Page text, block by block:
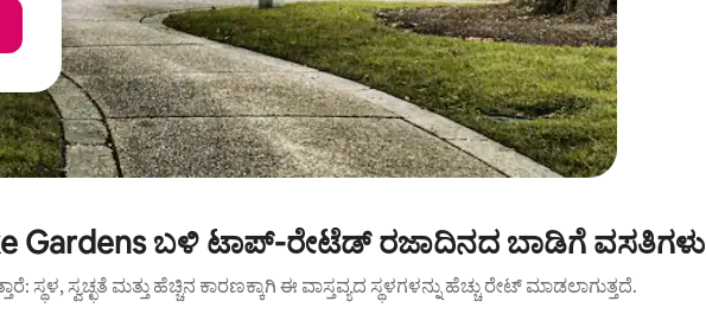
Gardens ಬಳಿ ಟಾಪ್-ರೇಟೆಡ್ ರಜಾದಿನದ ಬಾಡಿಗೆ ವಸತಿಗಳು
ಸ್ಥಳ, ಸ್ವಚ್ಛತೆ ಮತ್ತು ಹೆಚ್ಚಿನ ಕಾರಣಕ್ಕಾಗಿ ಈ ವಾಸ್ತವ್ಯದ ಸ್ಥಳಗಳನ್ನು ಹೆಚ್ಚು ರೇಟ್ ಮಾಡಲಾಗುತ್ತದೆ.